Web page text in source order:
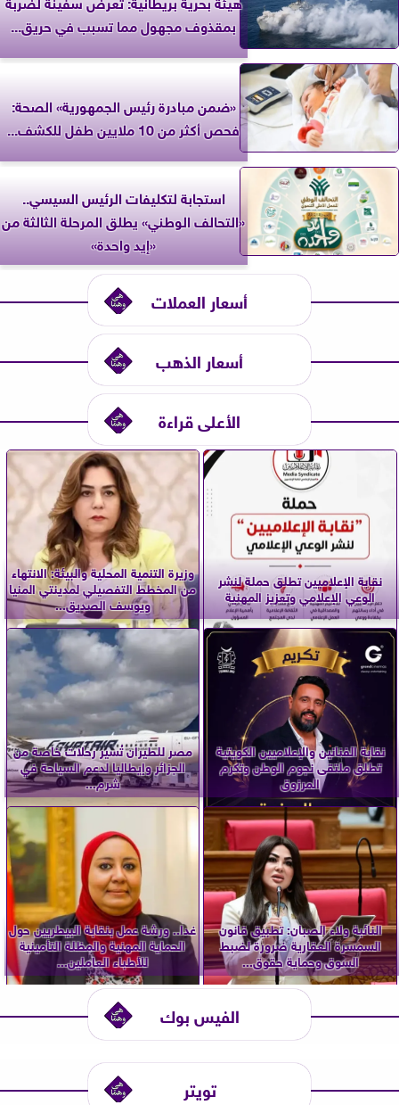
بمقذوف مجهول مما تسبب في حريق...
«ضمن مبادرة رئيس الجمهورية» الصحة:
فحص أكثر من 10 ملايين طفل للكشف...
استجابة لتكليفات الرئيس السيسي..
«التحالف الوطني» يطلق المرحلة الثالثة من
«إيد واحدة»
أسعار العملات
أسعار الذهب
الأعلى قراءة
نقابة الإعلاميين تطلق حملة لنشر
الوعي الإعلامي وتعزيز المهنية
وزيرة التنمية المحلية والبيئة: الانتهاء
من المخطط التفصيلي لمدينتي المنيا
ويوسف الصديق...
نقابة الفنانين والإعلاميين الكويتية
تطلق ملتقى نجوم الوطن وتكرم
المرزوق
مصر للطيران تُسير رحلات خاصة من
الجزائر وإيطاليا لدعم السياحة في
شرم...
النائبة ولاء الصبان: تطبيق قانون
السمسرة العقارية ضرورة لضبط
السوق وحماية حقوق...
غدا.. ورشة عمل بنقابة البيطريين حول
الحماية المهنية والمظلة التأمينية
للأطباء العاملين...
الفيس بوك
تويتر